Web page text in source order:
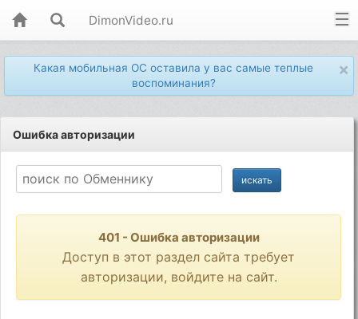
DimonVideo.ru
×
Какая мобильная ОС оставила у вас самые теплые
воспоминания?
Ошибка авторизации
401 - Ошибка авторизации
Доступ в этот раздел сайта требует
авторизации, войдите на сайт.